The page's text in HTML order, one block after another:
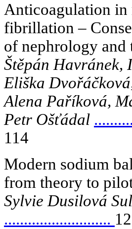
Anticoagulation in
fibrillation –
of nephrology and
Štěpán Havránek,
Eliška
Alena Paříková,
Petr Ošťádal
114
Modern sodium
from theory to
Sylvie Dusilová
...........................